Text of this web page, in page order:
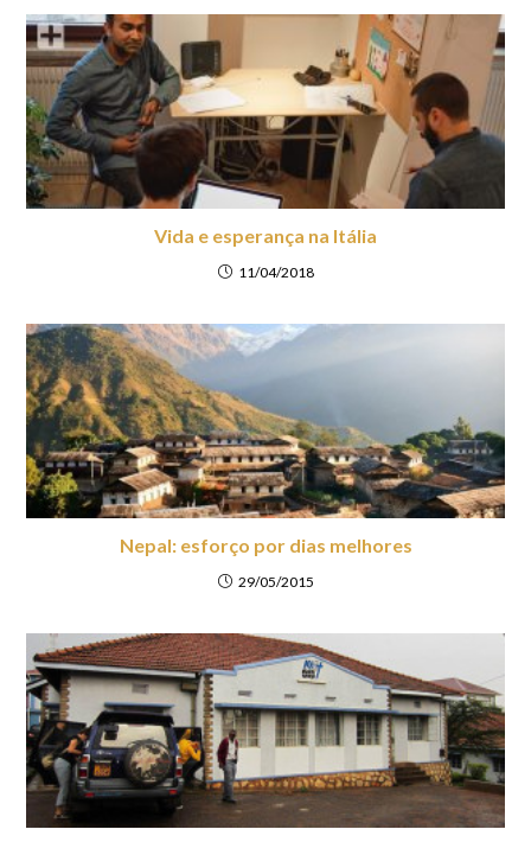
Vida e esperança na Itália
11/04/2018
Nepal: esforço por dias melhores
29/05/2015